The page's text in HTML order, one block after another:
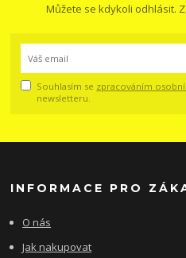
Můžete se kdykoli odhlásit.
Souhlasím se zpracováním
newsletteru.
INFORMACE PRO
O nás
Jak nakupovat